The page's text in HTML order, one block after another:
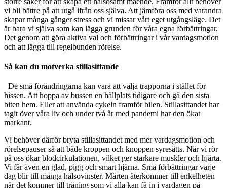
vi bli bättre på att utgå ifrån oss själva. Att jämföra oss med varandra
skapar många gånger stress och vi missar vårt eget utgångsläge. Det
är bara vi själva som kan lägga grunden för våra egna förbättringar.
Det genom att göra aktiva val och förbättringar i vår vardagsmotion
och att lägga till regelbunden rörelse.
Så kan du motverka stillasittande
–De små förändringarna kan vara att välja trapporna i stället för
hissen. Att hoppa av bussen en hållplats tidigare och gå den sista
biten hem. Eller att använda cykeln framför bilen. Stillasittandet har
tagit över våra liv och under två år med pandemi har den ökat
markant.
Vi behöver därför bryta stillasittandet med mer vardagsmotion och
rörelsepauser så att både kroppen och knoppen syresätts. När vi rör
på oss ökar blodcirkulationen, vilket ger starkare muskler och hjärta.
Vi får även en glad, pigg och smart hjärna. Små förbättringar varje
dag blir till många hälsovinster. Mårten återkommer till enkelheten
när det kommer till träning som vi alla kan få in i vardagen på